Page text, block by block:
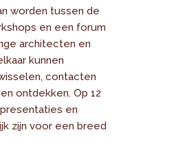
worden tussen de
en een forum
architecten en
kunnen
contacten
ontdekken. Op 12
en
zijn voor een breed